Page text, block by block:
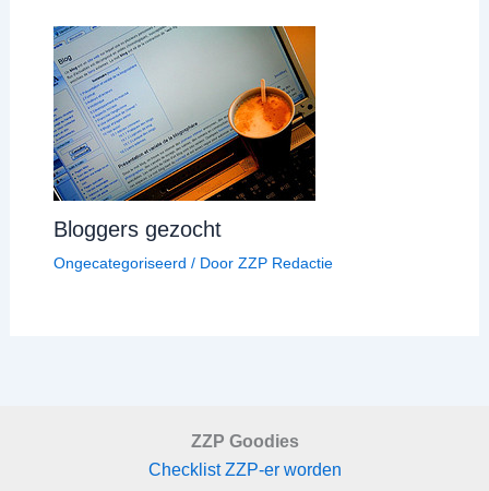
Bloggers gezocht
Ongecategoriseerd / Door ZZP Redactie
ZZP Goodies
Checklist ZZP-er worden